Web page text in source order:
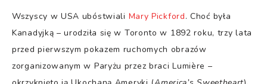
Wszyscy w USA ubóstwiali Mary Pickford. Choć była
Kanadyjką – urodziła się w Toronto w 1892 roku, trzy lata
przed pierwszym pokazem ruchomych obrazów
zorganizowanym w Paryżu przez braci Lumière –